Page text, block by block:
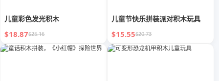
儿童彩色发光积木
$18.87$25.16
儿童节快乐拼装派对积木玩具
$15.55$20.73